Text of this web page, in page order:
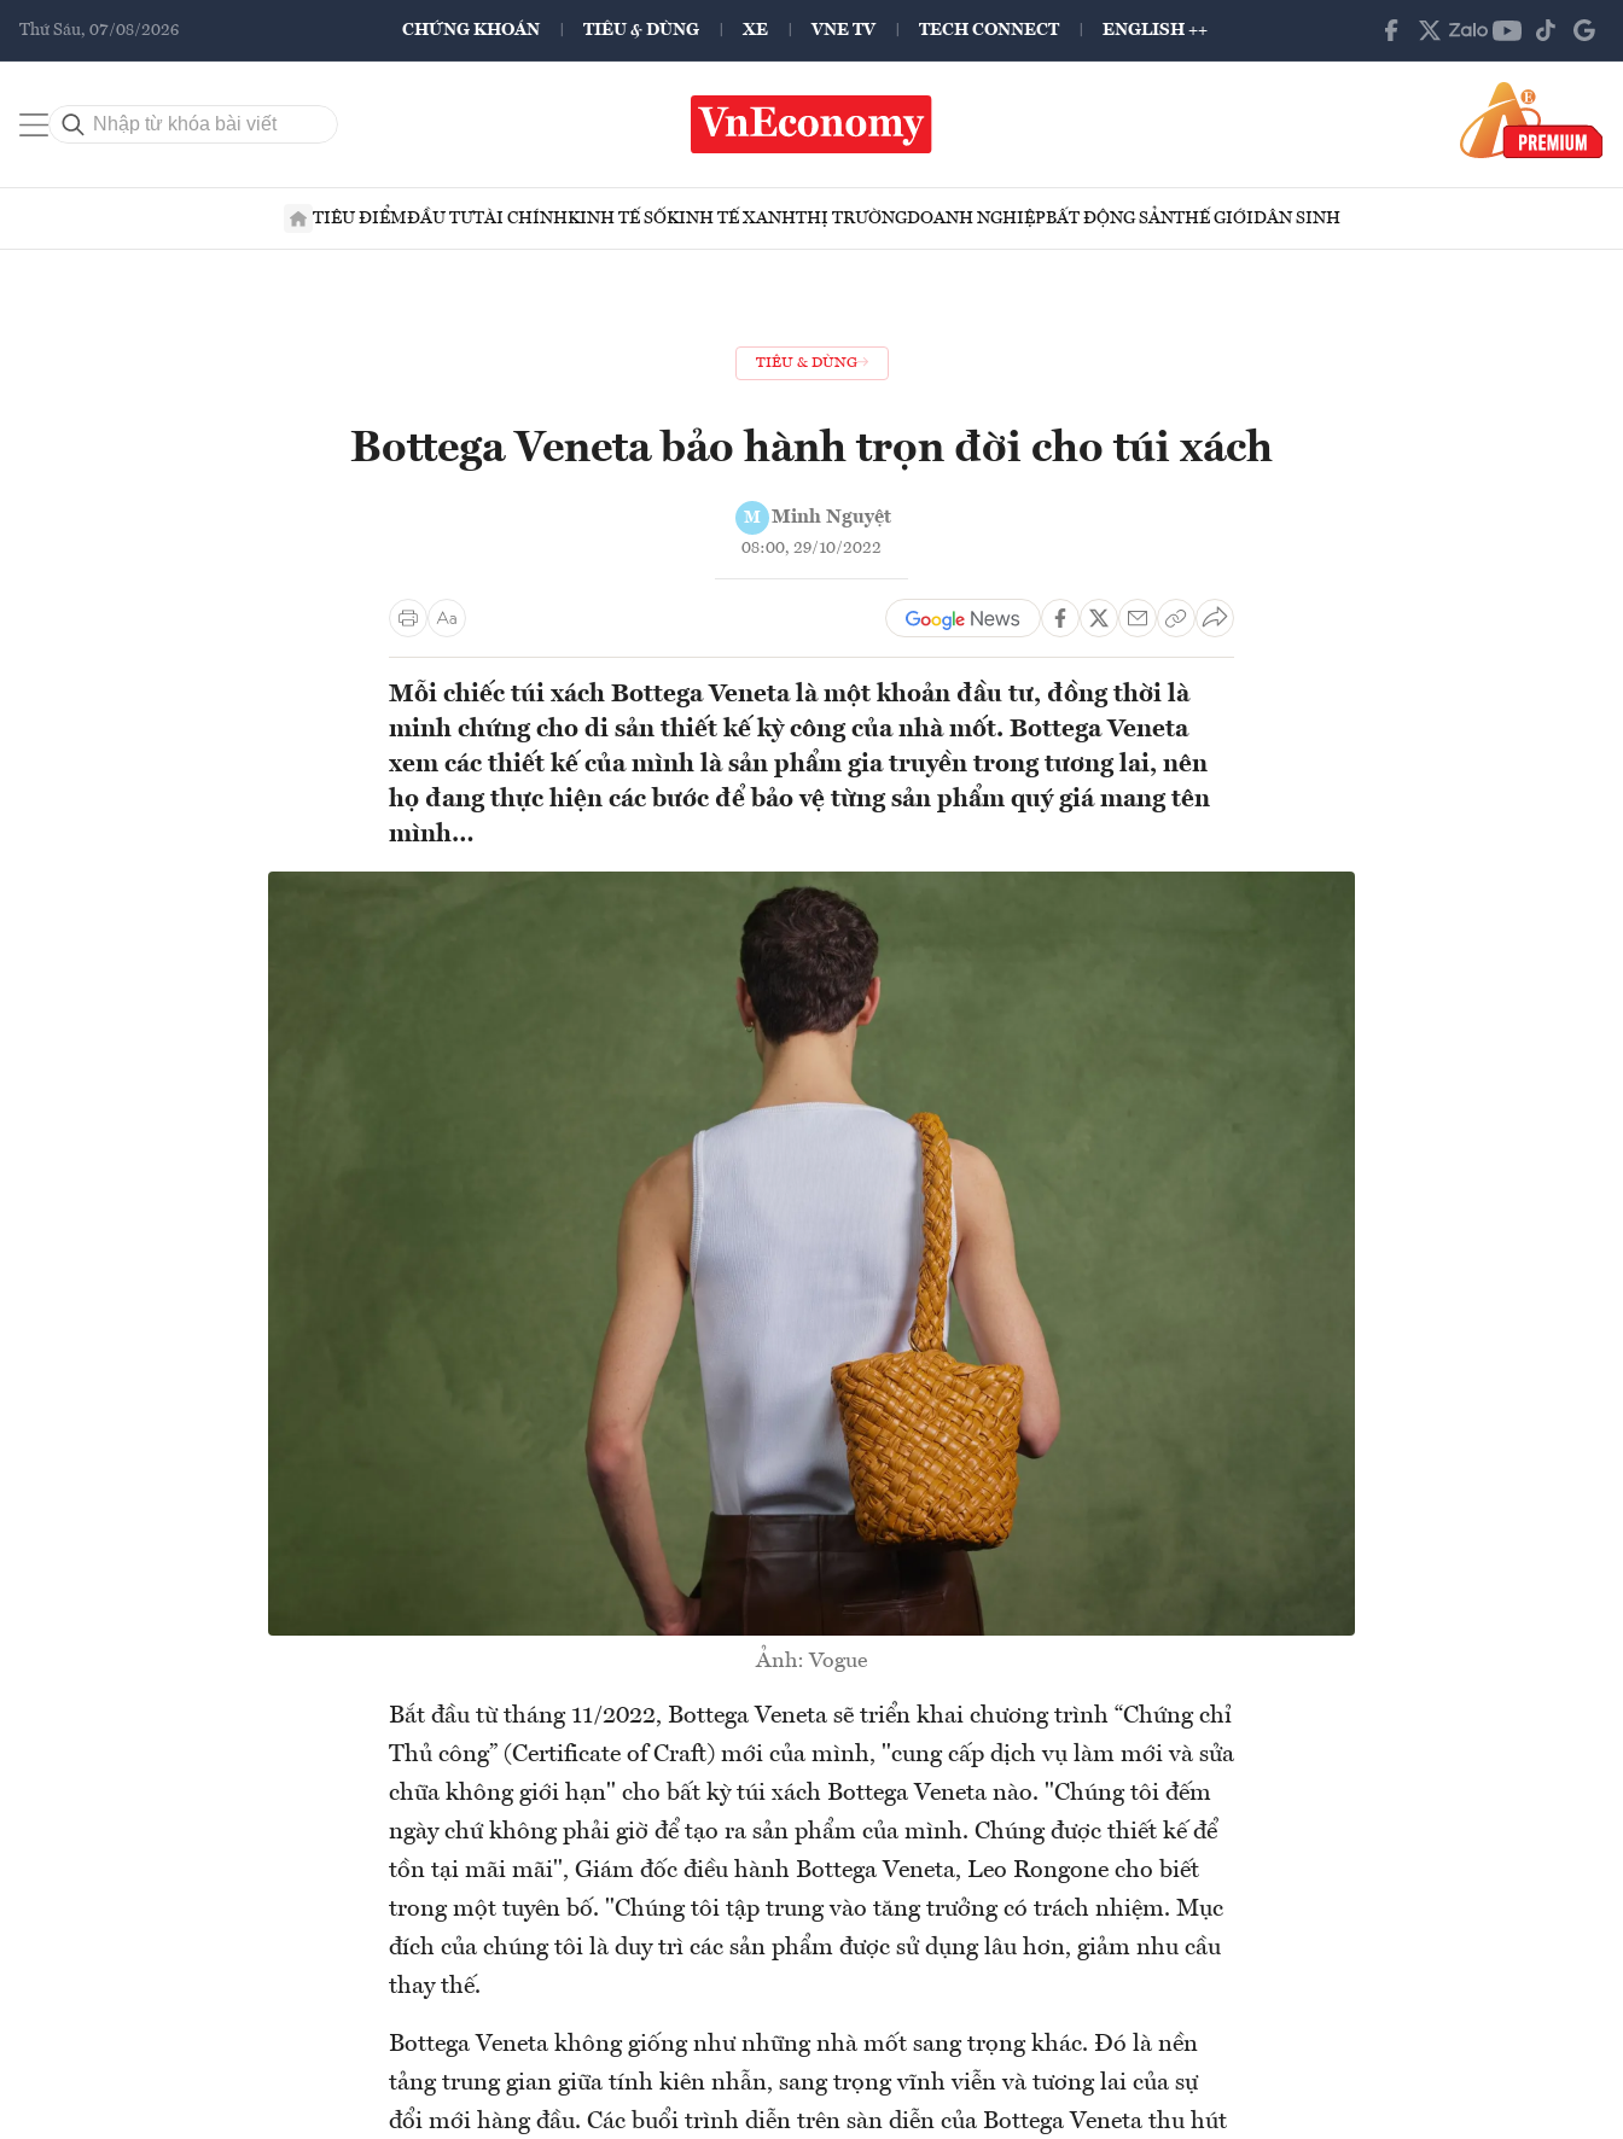
Thứ Sáu, 07/08/2026 CHỨNG KHOÁN TIÊU & DÙNG XE VNE TV TECH CONNECT ENGLISH ++
TIÊU ĐIỂMĐẦU TƯTÀI CHÍNHKINH TẾ SỐKINH TẾ XANHTHỊ TRƯỜNGDOANH NGHIỆPBẤT ĐỘNG SẢNTHẾ GIỚIDÂN SINH
TIÊU & DÙNG
Bottega Veneta bảo hành trọn đời cho túi xách
M Minh Nguyệt
08:00, 29/10/2022
Mỗi chiếc túi xách Bottega Veneta là một khoản đầu tư, đồng thời là
minh chứng cho di sản thiết kế kỳ công của nhà mốt. Bottega Veneta
xem các thiết kế của mình là sản phẩm gia truyền trong tương lai, nên
họ đang thực hiện các bước để bảo vệ từng sản phẩm quý giá mang tên
mình…
Ảnh: Vogue
Bắt đầu từ tháng 11/2022, Bottega Veneta sẽ triển khai chương trình “Chứng chỉ
Thủ công” (Certificate of Craft) mới của mình, "cung cấp dịch vụ làm mới và sửa
chữa không giới hạn" cho bất kỳ túi xách Bottega Veneta nào. "Chúng tôi đếm
ngày chứ không phải giờ để tạo ra sản phẩm của mình. Chúng được thiết kế để
tồn tại mãi mãi", Giám đốc điều hành Bottega Veneta, Leo Rongone cho biết
trong một tuyên bố. "Chúng tôi tập trung vào tăng trưởng có trách nhiệm. Mục
đích của chúng tôi là duy trì các sản phẩm được sử dụng lâu hơn, giảm nhu cầu
thay thế.
Bottega Veneta không giống như những nhà mốt sang trọng khác. Đó là nền
tảng trung gian giữa tính kiên nhẫn, sang trọng vĩnh viễn và tương lai của sự
đổi mới hàng đầu. Các buổi trình diễn trên sàn diễn của Bottega Veneta thu hút